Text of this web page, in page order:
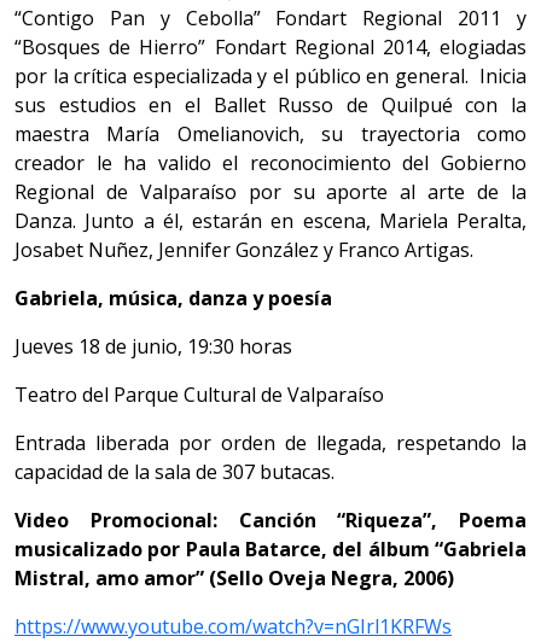
“Contigo Pan y Cebolla” Fondart Regional 2011 y
“Bosques de Hierro” Fondart Regional 2014, elogiadas
por la crítica especializada y el público en general. Inicia
sus estudios en el Ballet Russo de Quilpué con la
maestra María Omelianovich, su trayectoria como
creador le ha valido el reconocimiento del Gobierno
Regional de Valparaíso por su aporte al arte de la
Danza. Junto a él, estarán en escena, Mariela Peralta,
Josabet Nuñez, Jennifer González y Franco Artigas.
Gabriela, música, danza y poesía
Jueves 18 de junio, 19:30 horas
Teatro del Parque Cultural de Valparaíso
Entrada liberada por orden de llegada, respetando la
capacidad de la sala de 307 butacas.
Video Promocional: Canción “Riqueza”, Poema
musicalizado por Paula Batarce, del álbum “Gabriela
Mistral, amo amor” (Sello Oveja Negra, 2006)
https://www.youtube.com/watch?v=nGIrl1KRFWs